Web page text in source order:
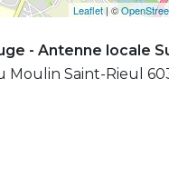
Leaflet| ©
- Antenne locale
Moulin Saint-Rieul